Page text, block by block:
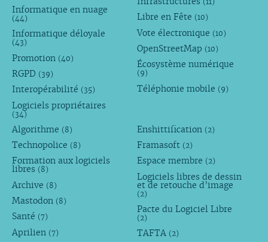
Informatique en nuage
(44)
Informatique déloyale
(43)
Promotion (40)
RGPD (39)
Interopérabilité (35)
Logiciels propriétaires
(34)
Libre en Fête (10)
Vote électronique (10)
OpenStreetMap (10)
Écosystème numérique
(9)
Téléphonie mobile (9)
Algorithme (8)
Technopolice (8)
Formation aux logiciels
libres (8)
Archive (8)
Mastodon (8)
Santé (7)
Aprilien (7)
Enshittification (2)
Framasoft (2)
Espace membre (2)
Logiciels libres de dessin
et de retouche d’image
(2)
Pacte du Logiciel Libre
(2)
TAFTA (2)